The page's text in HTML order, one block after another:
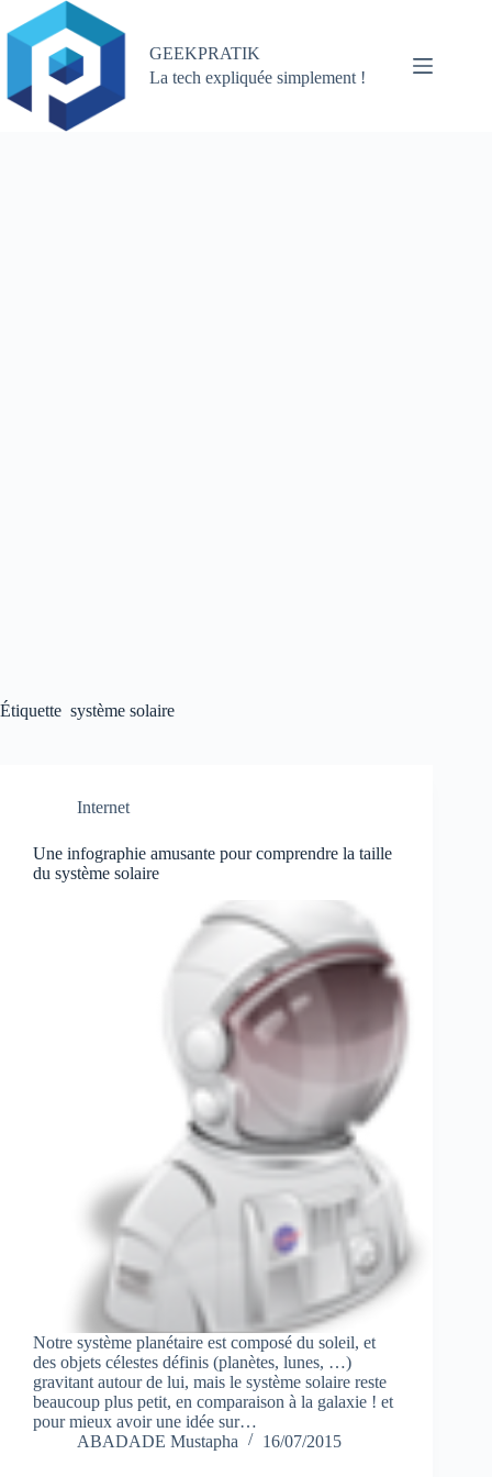
au
contenu
GEEKPRATIK
La tech expliquée simplement !
Étiquette système solaire
Internet
Une infographie amusante pour comprendre la taille
du système solaire
Notre système planétaire est composé du soleil, et
des objets célestes définis (planètes, lunes, …)
gravitant autour de lui, mais le système solaire reste
beaucoup plus petit, en comparaison à la galaxie ! et
pour mieux avoir une idée sur…
ABADADE Mustapha
16/07/2015